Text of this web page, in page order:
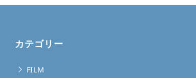
カテゴリー
FILM